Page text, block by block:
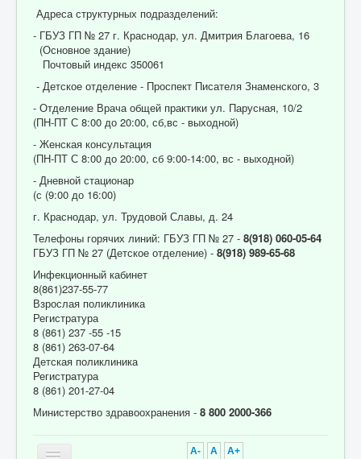
Адреса структурных подразделений:
- ГБУЗ ГП № 27 г. Краснодар, ул. Дмитрия Благоева, 16
(Основное здание)
Почтовый индекс 350061
- Детское отделение - Проспект Писателя Знаменского, 3
- Отделение Врача общей практики ул. Парусная, 10/2
(ПН-ПТ С 8:00 до 20:00, сб,вс - выходной)
- Женская консультация
(ПН-ПТ С 8:00 до 20:00, сб 9:00-14:00, вс - выходной)
- Дневной стационар
(с (9:00 до 16:00)
г. Краснодар, ул. Трудовой Славы, д. 24
Телефоны горячих линий: ГБУЗ ГП № 27 - 8(918) 060-05-64
ГБУЗ ГП № 27 (Детское отделение) - 8(918) 989-65-68
Инфекционный кабинет
8(861)237-55-77
Взрослая поликлиника
Регистратура
8 (861) 237 -55 -15
8 (861) 263-07-64
Детская поликлиника
Регистратура
8 (861) 201-27-04
Министерство здравоохранения - 8 800 2000-366
A- A A+